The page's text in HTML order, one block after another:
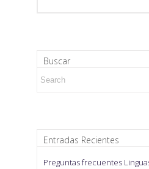
Buscar
Entradas Recientes
Preguntas frecuentes